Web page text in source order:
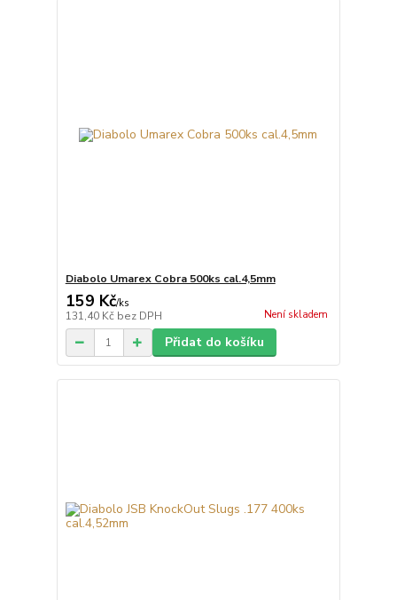
Diabolo Umarex Cobra 500ks cal.4,5mm
159 Kč/ks
131,40 Kč bez DPH Není skladem
Přidat do košíku